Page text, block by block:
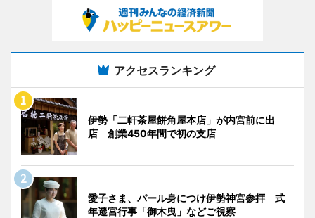
アクセスランキング
伊勢「二軒茶屋餅角屋本店」が内宮前に出
店 創業450年間で初の支店
愛子さま、パール身につけ伊勢神宮参拝 式
年遷宮行事「御木曳」などご視察